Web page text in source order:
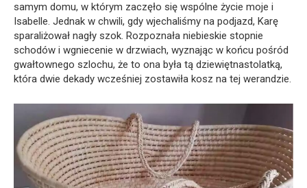
samym domu, w którym zaczęło się wspólne życie moje i
Isabelle. Jednak w chwili, gdy wjechaliśmy na podjazd, Karę
sparaliżował nagły szok. Rozpoznała niebieskie stopnie
schodów i wgniecenie w drzwiach, wyznając w końcu pośród
gwałtownego szlochu, że to ona była tą dziewiętnastolatką,
która dwie dekady wcześniej zostawiła kosz na tej werandzie.